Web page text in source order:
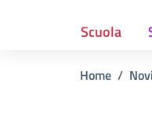
Scuola
Home